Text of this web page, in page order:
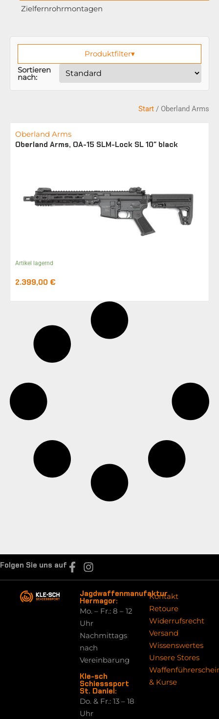
Zielfernrohrmontagen
Produktfilter▾
Sortieren
nach:
Start / Oberland Arms
Oberland Arms
Oberland Arms, OA-15 SLM-Lock SL 10″ black
Artikel lagernd
2.399,00 €
Folgen Sie uns auf
Jagdwaffenmanufaktur
Hermagor:
Mo. – Fr.: 8 – 12
Uhr
Nachmittags
nach
Vereinbarung
Kle-sch
Schiesssport
St. Daniel:
Do. & Fr.: 13 – 18
Uhr
Kontakt
Retoure
Widerrufsrecht
Versand
Wissenswertes
Unsere Stores
& Kurse